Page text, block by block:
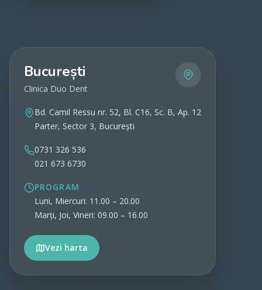
București
Clinica Duo Dent
Bd. Camil Ressu nr. 52, Bl. C16, Sc. B, Ap. 12
Parter, Sector 3, București
0731 326 536
021 673 6730
PROGRAM
Luni, Miercuri: 11.00 – 20.00
Marți, Joi, Vineri: 09.00 – 16.00
Vezi harta